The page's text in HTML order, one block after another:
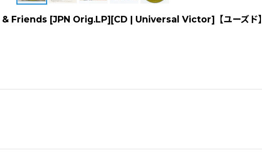
Friends [JPN Orig.LP][CD | Universal Victor]【ユーズド】